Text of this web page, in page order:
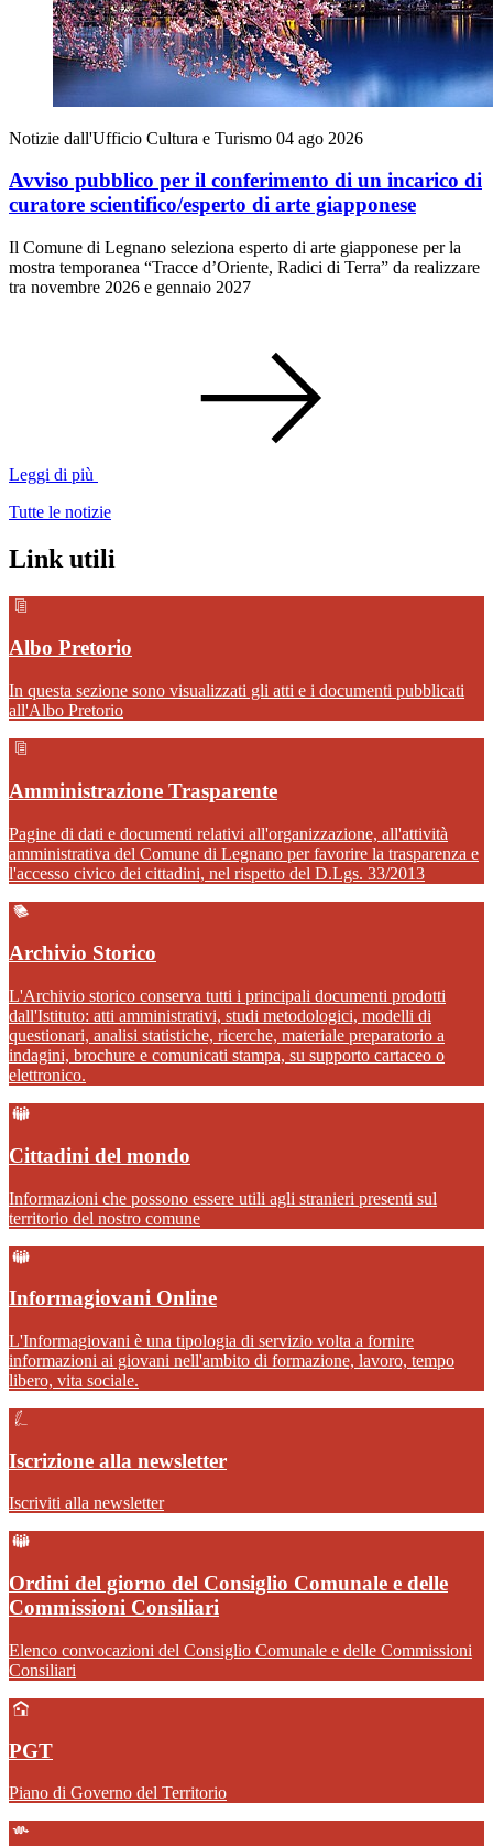
Notizie dall'Ufficio Cultura e Turismo 04 ago 2026
Avviso pubblico per il conferimento di un incarico di
curatore scientifico/esperto di arte giapponese
Il Comune di Legnano seleziona esperto di arte giapponese per la
mostra temporanea “Tracce d’Oriente, Radici di Terra” da realizzare
tra novembre 2026 e gennaio 2027
Leggi di più
Tutte le notizie
Link utili
Albo Pretorio
In questa sezione sono visualizzati gli atti e i documenti pubblicati
all'Albo Pretorio
Amministrazione Trasparente
Pagine di dati e documenti relativi all'organizzazione, all'attività
amministrativa del Comune di Legnano per favorire la trasparenza e
l'accesso civico dei cittadini, nel rispetto del D.Lgs. 33/2013
Archivio Storico
L'Archivio storico conserva tutti i principali documenti prodotti
dall'Istituto: atti amministrativi, studi metodologici, modelli di
questionari, analisi statistiche, ricerche, materiale preparatorio a
indagini, brochure e comunicati stampa, su supporto cartaceo o
elettronico.
Cittadini del mondo
Informazioni che possono essere utili agli stranieri presenti sul
territorio del nostro comune
Informagiovani Online
L'Informagiovani è una tipologia di servizio volta a fornire
informazioni ai giovani nell'ambito di formazione, lavoro, tempo
libero, vita sociale.
Iscrizione alla newsletter
Iscriviti alla newsletter
Ordini del giorno del Consiglio Comunale e delle
Commissioni Consiliari
Elenco convocazioni del Consiglio Comunale e delle Commissioni
Consiliari
PGT
Piano di Governo del Territorio